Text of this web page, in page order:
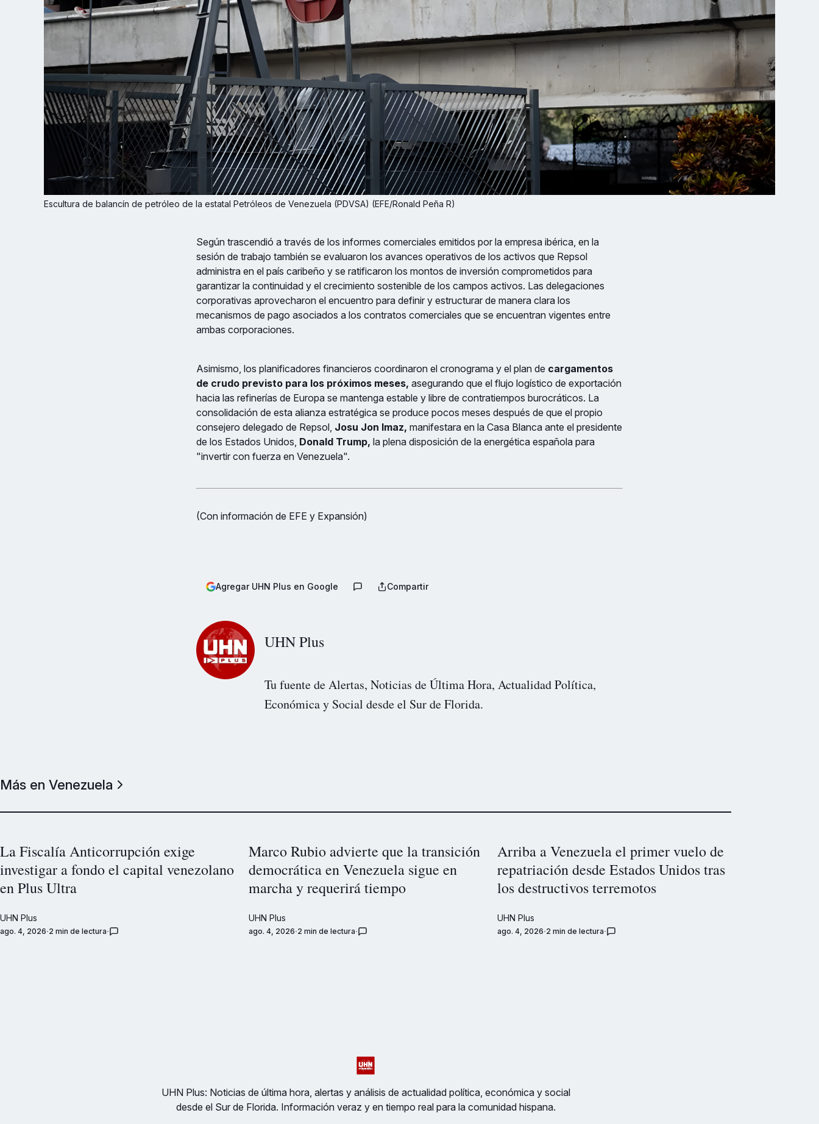
Escultura de balancín de petróleo de la estatal Petróleos de Venezuela (PDVSA) (EFE/Ronald Peña R)
Según trascendió a través de los informes comerciales emitidos por la empresa ibérica, en la
sesión de trabajo también se evaluaron los avances operativos de los activos que Repsol
administra en el país caribeño y se ratificaron los montos de inversión comprometidos para
garantizar la continuidad y el crecimiento sostenible de los campos activos. Las delegaciones
corporativas aprovecharon el encuentro para definir y estructurar de manera clara los
mecanismos de pago asociados a los contratos comerciales que se encuentran vigentes entre
ambas corporaciones.
Asimismo, los planificadores financieros coordinaron el cronograma y el plan de cargamentos
de crudo previsto para los próximos meses, asegurando que el flujo logístico de exportación
hacia las refinerías de Europa se mantenga estable y libre de contratiempos burocráticos. La
consolidación de esta alianza estratégica se produce pocos meses después de que el propio
consejero delegado de Repsol, Josu Jon Imaz, manifestara en la Casa Blanca ante el presidente
de los Estados Unidos, Donald Trump, la plena disposición de la energética española para
"invertir con fuerza en Venezuela".
(Con información de EFE y Expansión)
Agregar UHN Plus en Google Compartir
UHN Plus
Tu fuente de Alertas, Noticias de Última Hora, Actualidad Política,
Económica y Social desde el Sur de Florida.
Más en Venezuela
La Fiscalía Anticorrupción exige
investigar a fondo el capital venezolano
en Plus Ultra
UHN Plus
ago. 4, 2026 2 min de lectura
Marco Rubio advierte que la transición
democrática en Venezuela sigue en
marcha y requerirá tiempo
UHN Plus
ago. 4, 2026 2 min de lectura
Arriba a Venezuela el primer vuelo de
repatriación desde Estados Unidos tras
los destructivos terremotos
UHN Plus
ago. 4, 2026 2 min de lectura
UHN Plus: Noticias de última hora, alertas y análisis de actualidad política, económica y social
desde el Sur de Florida. Información veraz y en tiempo real para la comunidad hispana.